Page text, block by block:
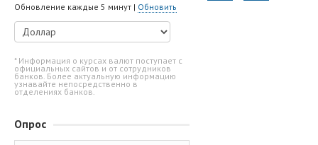
Обновление каждые 5 минут | Обновить
* Информация о курсах валют поступает с
официальных сайтов и от сотрудников
банков. Более актуальную информацию
узнавайте непосредственно в
отделениях банков.
Опрос